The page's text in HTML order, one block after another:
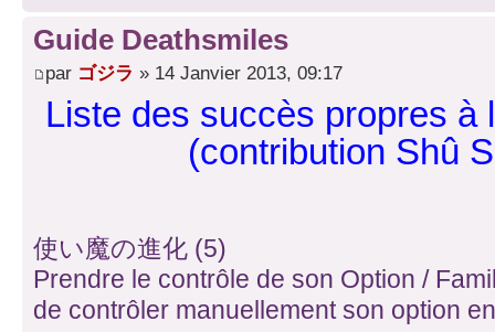
Guide Deathsmiles
par ゴジラ » 14 Janvier 2013, 09:17
Liste des succès propres à
(contribution Shû
使い魔の進化 (5)
Prendre le contrôle de son Option /
de contrôler manuellement son option